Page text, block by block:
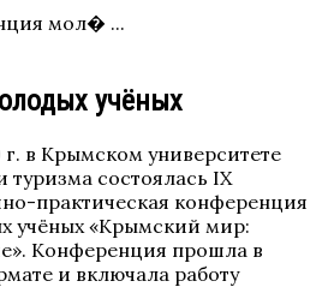
мол� ...
учёных
г. в Крымском университете
туризма состоялась IX
практическая конференция
учёных «Крымский мир:
Конференция прошла в
и включала работу